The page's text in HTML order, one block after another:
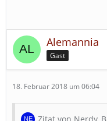
Alemannia
Gast
18. Februar 2018 um 06:04